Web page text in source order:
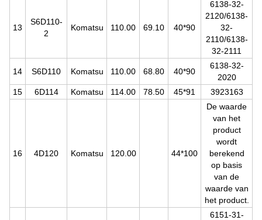
13
S6D110-
2
Komatsu 110.00 69.10 40*90
6138-32-
2120/6138-
32-
2110/6138-
32-2111
14 S6D110 Komatsu 110.00 68.80 40*90
6138-32-
2020
15
6D114 Komatsu 114.00 78.50 45*91 3923163
16 4D120 Komatsu 120.00 44*100
De waarde
van het
product
wordt
berekend
op basis
van de
waarde van
het product.
6151-31-